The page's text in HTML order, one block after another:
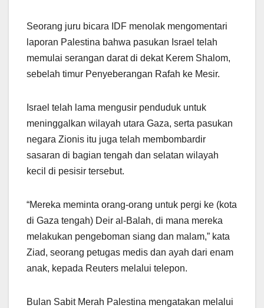
Seorang juru bicara IDF menolak mengomentari
laporan Palestina bahwa pasukan Israel telah
memulai serangan darat di dekat Kerem Shalom,
sebelah timur Penyeberangan Rafah ke Mesir.
Israel telah lama mengusir penduduk untuk
meninggalkan wilayah utara Gaza, serta pasukan
negara Zionis itu juga telah membombardir
sasaran di bagian tengah dan selatan wilayah
kecil di pesisir tersebut.
“Mereka meminta orang-orang untuk pergi ke (kota
di Gaza tengah) Deir al-Balah, di mana mereka
melakukan pengeboman siang dan malam,” kata
Ziad, seorang petugas medis dan ayah dari enam
anak, kepada Reuters melalui telepon.
Bulan Sabit Merah Palestina mengatakan melalui